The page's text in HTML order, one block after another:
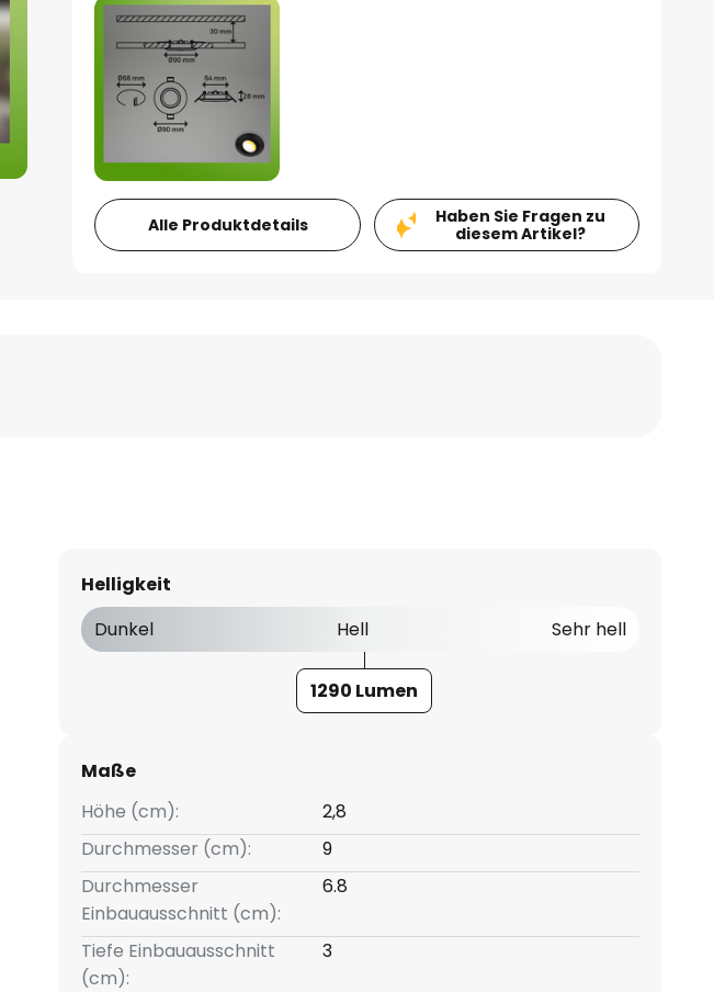
Alle Produktdetails
Haben Sie Fragen zu
diesem Artikel?
Helligkeit
Dunkel
Hell Sehr hell
1290 Lumen
Maße
Höhe (cm):
2,8
Durchmesser (cm):
9
Durchmesser
Einbauausschnitt (cm):
6.8
Tiefe Einbauausschnitt
(cm):
3